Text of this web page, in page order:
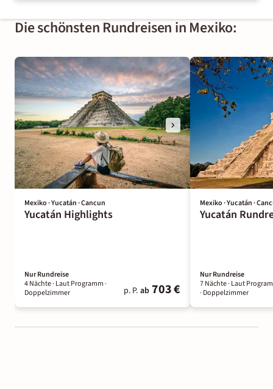
Die schönsten Rundreisen in Mexiko:
Mexiko · Yucatán · Cancun
Yucatán Highlights
Nur Rundreise
4 Nächte· Laut Programm·
Doppelzimmer
p. P. ab 703 €
Mexiko · Yucatán ·
Yucatán
Nur Rundreise
7 Nächte· Laut
· Doppelzimmer